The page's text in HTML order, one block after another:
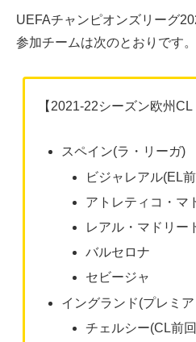
UEFAチャンピオンズリーグ
参加チームは次のとおりです。
【2021-22シーズン欧州
スペイン(ラ・リーガ)
ビジャレアル(EL
アトレティコ・マ
レアル・マドリー
バルセロナ
セビージャ
イングランド(プレミ
チェルシー(CL前